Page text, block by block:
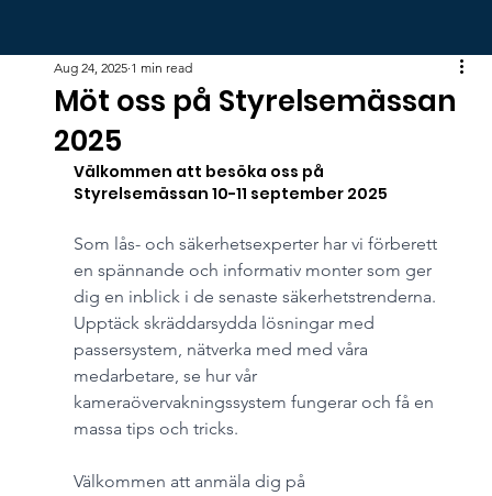
Möt oss på Styrelsemässan
2025
Aug 24, 2025 1 min read
Välkommen att besöka oss på
Styrelsemässan 10-11 september 2025
Som lås- och säkerhetsexperter har vi förberett
en spännande och informativ monter som ger
dig en inblick i de senaste säkerhetstrenderna.
Upptäck skräddarsydda lösningar med
passersystem, nätverka med med våra
medarbetare, se hur vår
kameraövervakningssystem fungerar och få en
massa tips och tricks.
Välkommen att anmäla dig på